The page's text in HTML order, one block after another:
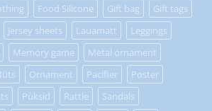
Food Silicone Gift bag
Gift tags
Jersey sheets Lauamatt
Leggings
Memory game
Metal ornament
Ornament Pacifier
Poster
Püksid Rattle
Sandals